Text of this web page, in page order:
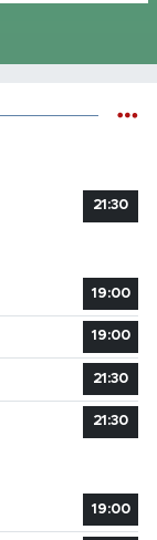
21:30
19:00
19:00
21:30
21:30
19:00